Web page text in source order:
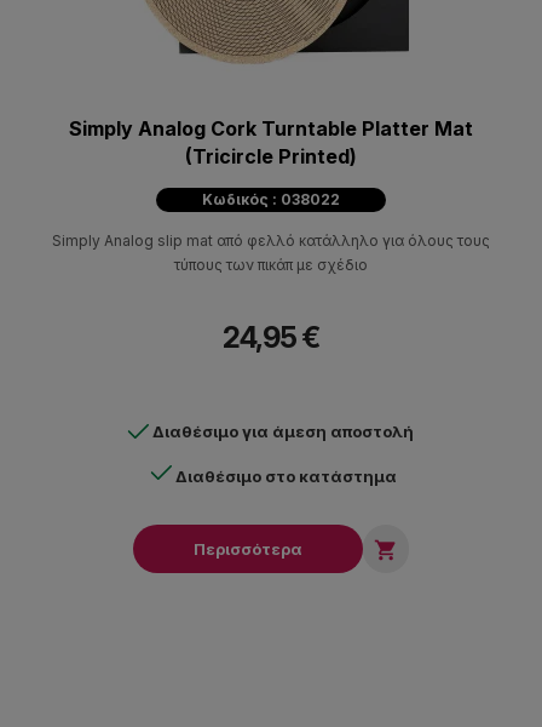
Simply Analog Cork Turntable Platter Mat
(Tricircle Printed)
Κωδικός : 038022
Simply Analog slip mat από φελλό κατάλληλο για όλους τους
τύπους των πικάπ με σχέδιο
24,95 €
Διαθέσιμο για άμεση αποστολή
Διαθέσιμο στο κατάστημα
Περισσότερα 